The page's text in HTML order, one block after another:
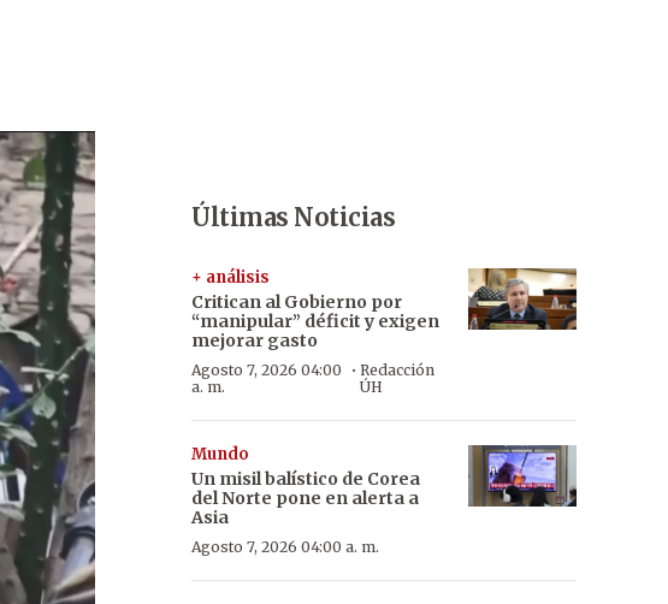
Últimas Noticias
+ análisis
Critican al Gobierno por
“manipular” déficit y exigen
mejorar gasto
Agosto 7, 2026 04:00
a. m.
· Redacción
ÚH
Mundo
Un misil balístico de Corea
del Norte pone en alerta a
Asia
Agosto 7, 2026 04:00 a. m.